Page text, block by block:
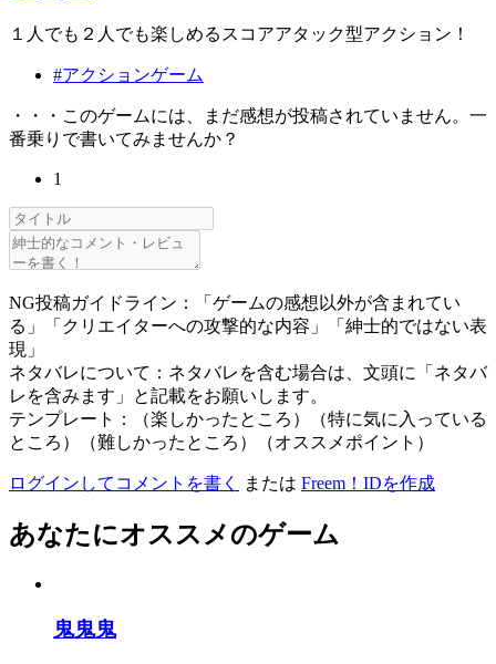
１人でも２人でも楽しめるスコアアタック型アクション！
#アクションゲーム
・・・このゲームには、まだ感想が投稿されていません。一
番乗りで書いてみませんか？
1
NG投稿ガイドライン：「ゲームの感想以外が含まれてい
る」「クリエイターへの攻撃的な内容」「紳士的ではない表
現」
ネタバレについて：ネタバレを含む場合は、文頭に「ネタバ
レを含みます」と記載をお願いします。
テンプレート：（楽しかったところ）（特に気に入っている
ところ）（難しかったところ）（オススメポイント）
ログインしてコメントを書く または Freem！IDを作成
あなたにオススメのゲーム
鬼鬼鬼